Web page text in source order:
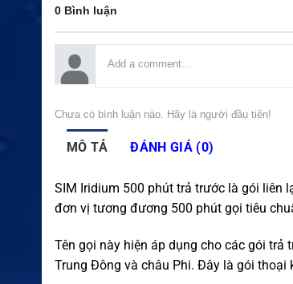
0 Bình luận
Chưa có bình luận nào. Hãy là người đầu tiên!
MÔ TẢ ĐÁNH GIÁ (0)
SIM Iridium 500 phút trả trước là gói liên
đơn vị tương đương 500 phút gọi tiêu
Tên gọi này hiện áp dụng cho các gói
Trung Đông và châu Phi. Đây là gói thoại